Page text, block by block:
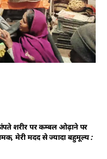
शरीर पर कम्बल ओढ़ाने पर
मेरी मदद से ज्यादा बहुमूल्य :